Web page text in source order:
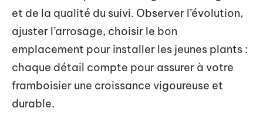
et de la qualité du suivi. Observer l’évolution,
ajuster l’arrosage, choisir le bon
emplacement pour installer les jeunes plants :
chaque détail compte pour assurer à votre
framboisier une croissance vigoureuse et
durable.